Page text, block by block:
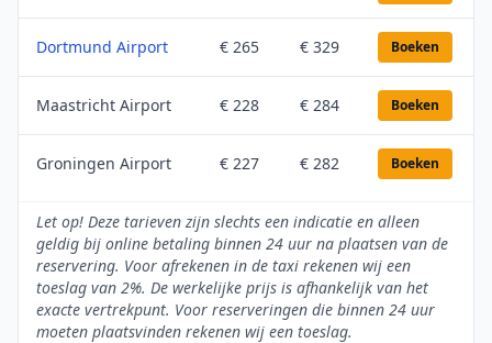
Dortmund Airport € 265 € 329 Boeken
Maastricht Airport € 228 € 284 Boeken
Groningen Airport € 227 € 282 Boeken
Let op! Deze tarieven zijn slechts een indicatie en alleen
geldig bij online betaling binnen 24 uur na plaatsen van de
reservering. Voor afrekenen in de taxi rekenen wij een
toeslag van 2%. De werkelijke prijs is afhankelijk van het
exacte vertrekpunt. Voor reserveringen die binnen 24 uur
moeten plaatsvinden rekenen wij een toeslag.